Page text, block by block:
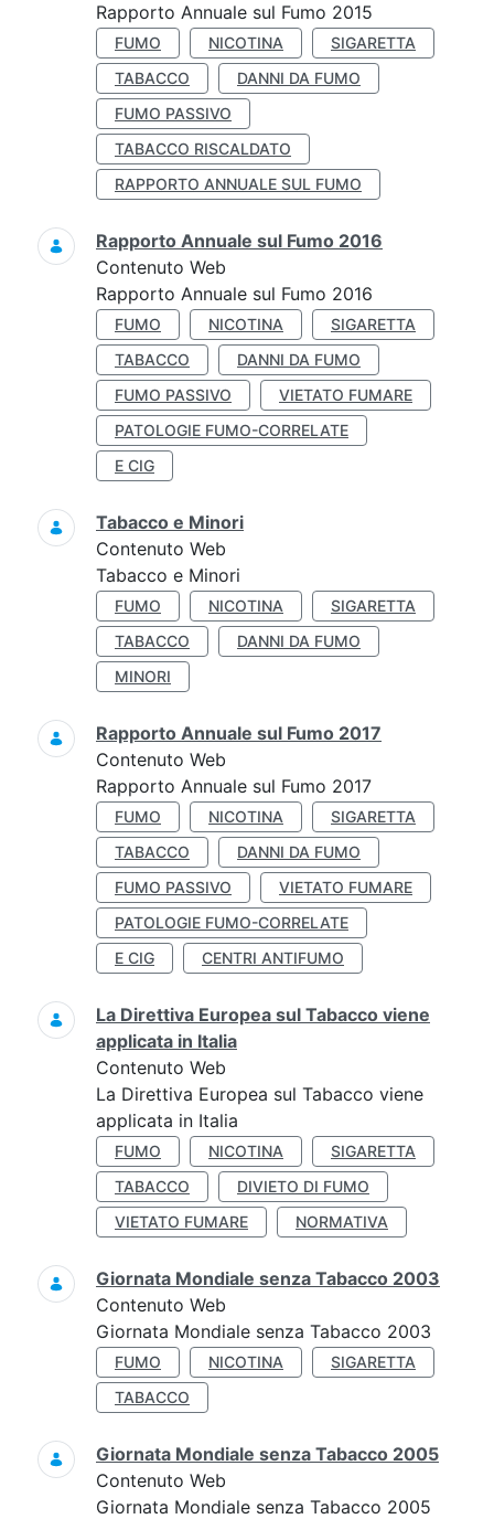
Rapporto Annuale sul Fumo 2015
FUMO NICOTINA
SIGARETTA
TABACCO
DANNI DA FUMO
FUMO PASSIVO
TABACCO RISCALDATO
RAPPORTO ANNUALE SUL FUMO
Rapporto Annuale sul Fumo 2016
Contenuto Web
Rapporto Annuale sul Fumo 2016
FUMO NICOTINA
SIGARETTA
TABACCO
DANNI DA FUMO
FUMO PASSIVO
VIETATO FUMARE
PATOLOGIE FUMO-CORRELATE
E CIG
Tabacco e Minori
Contenuto Web
Tabacco e Minori
FUMO NICOTINA
SIGARETTA
TABACCO
DANNI DA FUMO
MINORI
Rapporto Annuale sul Fumo 2017
Contenuto Web
Rapporto Annuale sul Fumo 2017
FUMO NICOTINA
SIGARETTA
TABACCO
DANNI DA FUMO
FUMO PASSIVO
VIETATO FUMARE
PATOLOGIE FUMO-CORRELATE
E CIG
CENTRI ANTIFUMO
La Direttiva Europea sul Tabacco viene
applicata in Italia
Contenuto Web
La Direttiva Europea sul Tabacco viene
applicata in Italia
FUMO NICOTINA
SIGARETTA
TABACCO
DIVIETO DI FUMO
VIETATO FUMARE
NORMATIVA
Giornata Mondiale senza Tabacco 2003
Contenuto Web
Giornata Mondiale senza Tabacco 2003
FUMO NICOTINA
SIGARETTA
TABACCO
Giornata Mondiale senza Tabacco 2005
Contenuto Web
Giornata Mondiale senza Tabacco 2005